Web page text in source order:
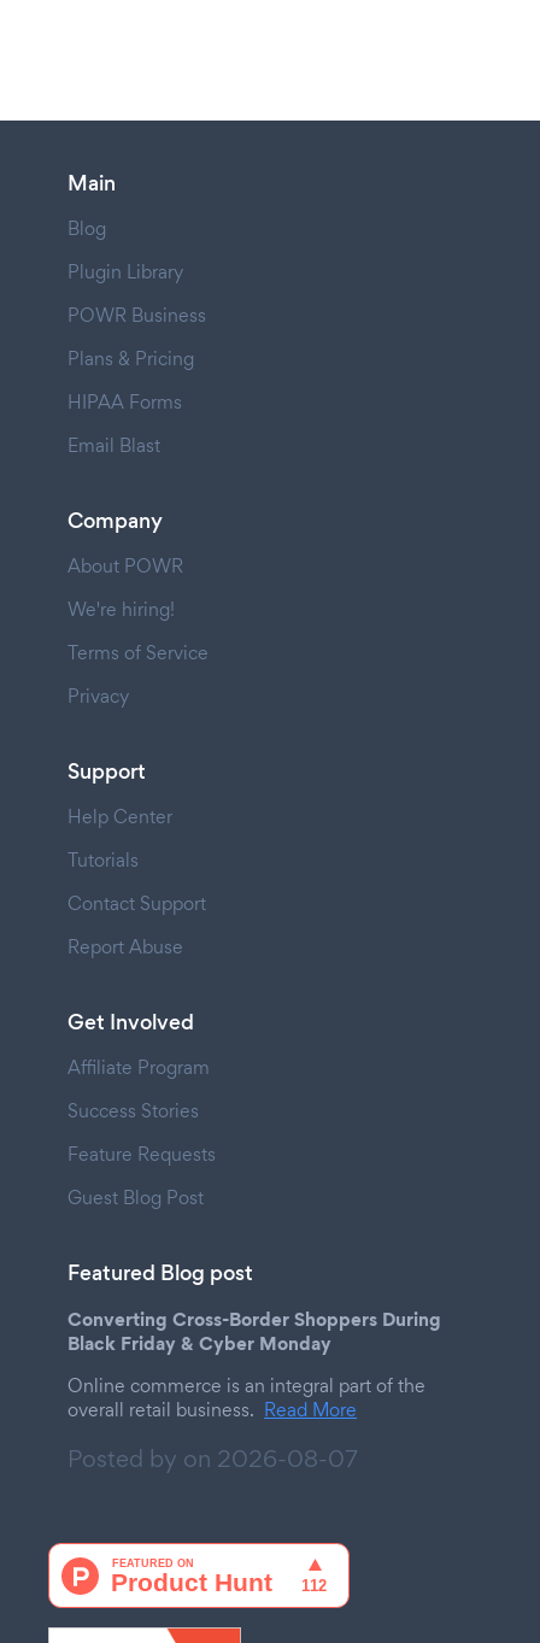
Main
Blog
Plugin Library
POWR Business
Plans & Pricing
HIPAA Forms
Email Blast
Company
About POWR
We're hiring!
Terms of Service
Privacy
Support
Help Center
Tutorials
Contact Support
Report Abuse
Get Involved
Affiliate Program
Success Stories
Feature Requests
Guest Blog Post
Featured Blog post
Converting Cross-Border Shoppers During
Black Friday & Cyber Monday
Online commerce is an integral part of the
overall retail business. Read More
Posted by on 2026-08-07